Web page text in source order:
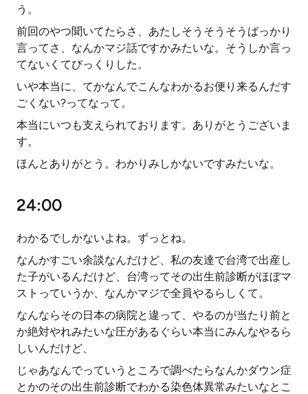
う。
前回のやつ聞いてたらさ、あたしそうそうそうばっかり
言ってさ、なんかマジ話ですかみたいな。そうしか言っ
てないくてびっくりした。
いや本当に、てかなんでこんなわかるお便り来るんだす
ごくない?ってなって。
本当にいつも支えられております。ありがとうございま
す。
ほんとありがとう。わかりみしかないですみたいな。
24:00
わかるでしかないよね。ずっとね。
なんかすごい余談なんだけど、私の友達で台湾で出産し
た子がいるんだけど、台湾ってその出生前診断がほぼマ
ストっていうか、なんかマジで全員やるらしくて。
なんならその日本の病院と違って、やるのが当たり前と
か絶対やれみたいな圧があるぐらい本当にみんなやるら
しいんだけど、
じゃあなんでっていうところで調べたらなんかダウン症
とかのその出生前診断でわかる染色体異常みたいなとこ